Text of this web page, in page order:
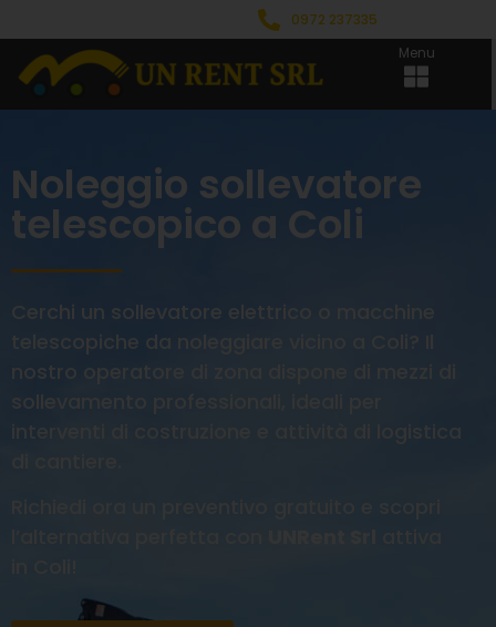
0972 237335
Menu
Noleggio sollevatore
telescopico a Coli
Cerchi un sollevatore elettrico o macchine
telescopiche da noleggiare vicino a Coli? Il
nostro operatore di zona dispone di mezzi di
sollevamento professionali, ideali per
interventi di costruzione e attività di logistica